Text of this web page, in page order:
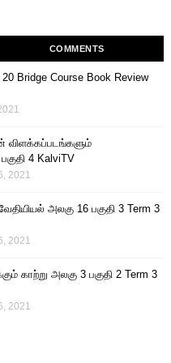
COMMENTS
Bridge Course Book Review
விளக்கப்படங்களும்
4 KalviTV
2021
அலகு 16 பகுதி 3 Term 3
2021
காற்று அலகு 3 பகுதி 2 Term 3
2021